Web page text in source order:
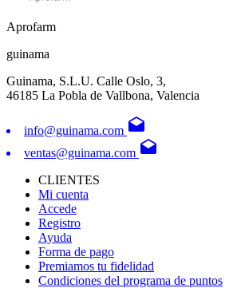
Aprofarm
guinama
Guinama, S.L.U. Calle Oslo, 3,
46185 La Pobla de Vallbona, Valencia
info@guinama.com drafts
ventas@guinama.com drafts
CLIENTES
Mi cuenta
Accede
Registro
Ayuda
Forma de pago
Premiamos tu fidelidad
Condiciones del programa de puntos